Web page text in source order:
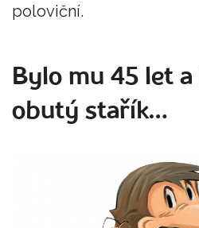
poloviční.
Bylo mu 45 let
obutý stařík…